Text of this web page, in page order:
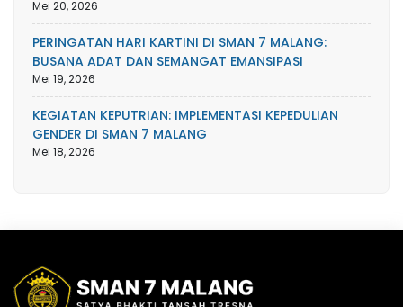
Mei 20, 2026
PERINGATAN HARI KARTINI DI SMAN 7 MALANG:
BUSANA ADAT DAN SEMANGAT EMANSIPASI
Mei 19, 2026
KEGIATAN KEPUTRIAN: IMPLEMENTASI KEPEDULIAN
GENDER DI SMAN 7 MALANG
Mei 18, 2026